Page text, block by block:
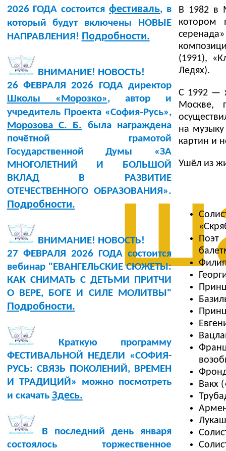
2026 ГОДА состоитсяфестиваль, в
который будут включены НОВЫЕ
НАПРАВЛЕНИЯ! Подробности.
ВНИМАНИЕ! НОВОСТЬ!
26 ФЕВРАЛЯ 2026 ГОДА директор
Школы «Морозко», автор и
учредитель Проекта «София‑Русь»,
Морозова С. Б. была награждена
почётной грамотой
Государственной Думы «ЗА
МНОГОЛЕТНИЙ И БОЛЬШОЙ
ВКЛАД В РАЗВИТИЕ
ОТЕЧЕСТВЕННОГО ОБРАЗОВАНИЯ».
Подробности.
ВНИМАНИЕ! НОВОСТЬ!
27 ФЕВРАЛЯ 2026 ГОДА состоится
вебинар "ЕВАНГЕЛЬСКИЕ СЮЖЕТЫ:
КАК СНИМАТЬ С ДЕТЬМИ ПРИТЧИ
О ВЕРЕ, БОГЕ И СИЛЕ МОЛИТВЫ"
Подробности.
Краткую программу
ФЕСТИВАЛЬНОЙ НЕДЕЛИ «СОФИЯ-
РУСЬ: СВЯЗЬ ПОКОЛЕНИЙ, ВРЕМЕН
И ТРАДИЦИЙ» можно посмотреть
и скачать Здесь.
В последний день января
состоялось торжественное
В 1982 в
котором
(1991),
Ледях).
С 1992 —
Москве,
на
картин и
Ушёл из
Поэт
Вакх